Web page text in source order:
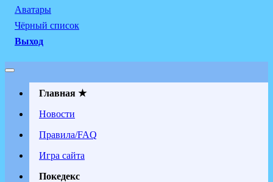
Аватары
Чёрный список
Выход
Главная ★
Новости
Правила/FAQ
Игра сайта
Покедекс